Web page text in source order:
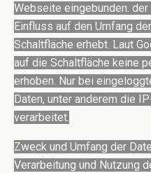
Webseite eingebunden.
Einfluss auf den Umfang
Schaltfläche erhebt. Laut
auf die Schaltfläche keine
erhoben. Nur bei
Daten, unter anderem die
verarbeitet.
Zweck und Umfang der
Verarbeitung und Nutzung